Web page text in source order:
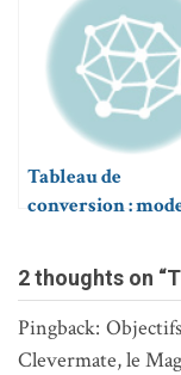
Tableau de
conversion :
2 thoughts on
Pingback:
Clevermate, le